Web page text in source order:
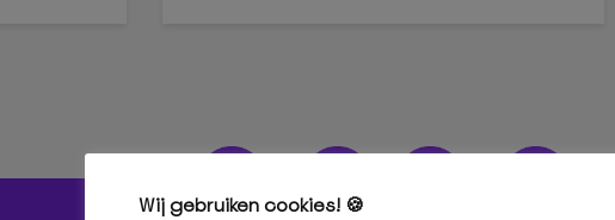
Wij gebruiken cookies! 🍪